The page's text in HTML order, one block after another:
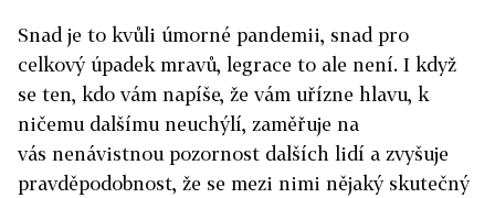
Snad je to kvůli úmorné pandemii, snad pro
celkový úpadek mravů, legrace to ale není. I když
se ten, kdo vám napíše, že vám uřízne hlavu, k
ničemu dalšímu neuchýlí, zaměřuje na
vás nenávistnou pozornost dalších lidí a zvyšuje
pravděpodobnost, že se mezi nimi nějaký skutečný